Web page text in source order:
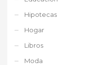
Hipotecas
Hogar
Libros
Moda